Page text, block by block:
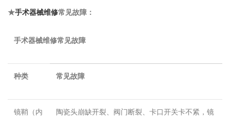
★手术器械维修常见故障 ：
手术器械维修常见故障
种类 常见故障
镜鞘（内
陶瓷头崩缺开裂、阀门断裂、卡口开关卡不紧，镜